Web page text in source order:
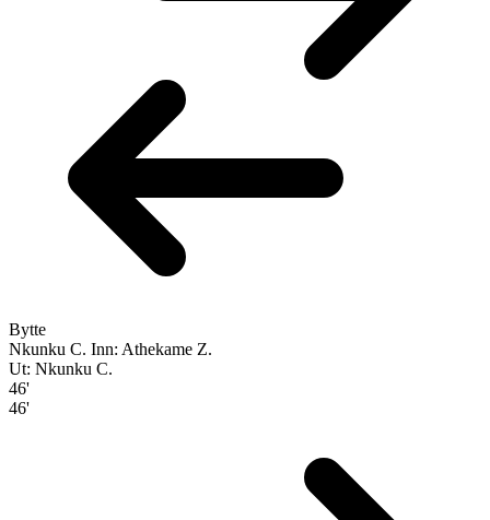
Bytte
Nkunku C. Inn: Athekame Z.
Ut: Nkunku C.
46'
46'